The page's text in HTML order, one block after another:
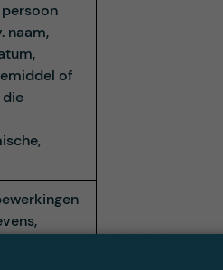
naam,
of